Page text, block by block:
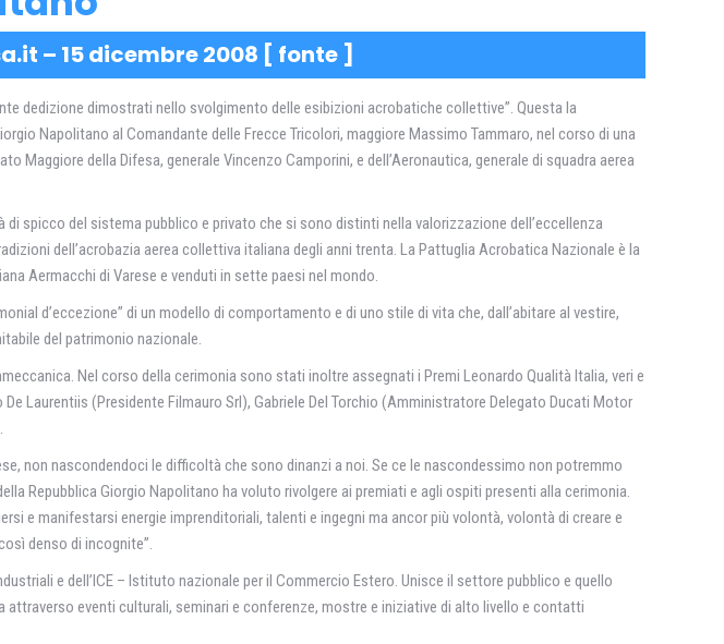
– 15 dicembre 2008 [ fonte ]
dedizione dimostrati nello svolgimento delle esibizioni acrobatiche collettive”. Questa la
Napolitano al Comandante delle Frecce Tricolori, maggiore Massimo Tammaro, nel corso di una
Maggiore della Difesa, generale Vincenzo Camporini, e dell’Aeronautica, generale di squadra aerea
spicco del sistema pubblico e privato che si sono distinti nella valorizzazione dell’eccellenza
dell’acrobazia aerea collettiva italiana degli anni trenta. La Pattuglia Acrobatica Nazionale è la
Aermacchi di Varese e venduti in sette paesi nel mondo.
d’eccezione” di un modello di comportamento e di uno stile di vita che, dall’abitare al vestire,
del patrimonio nazionale.
Nel corso della cerimonia sono stati inoltre assegnati i Premi Leonardo Qualità Italia, veri e
Laurentiis (Presidente Filmauro Srl), Gabriele Del Torchio (Amministratore Delegato Ducati Motor
non nascondendoci le difficoltà che sono dinanzi a noi. Se ce le nascondessimo non potremmo
Repubblica Giorgio Napolitano ha voluto rivolgere ai premiati e agli ospiti presenti alla cerimonia.
e manifestarsi energie imprenditoriali, talenti e ingegni ma ancor più volontà, volontà di creare e
denso di incognite”.
e dell’ICE – Istituto nazionale per il Commercio Estero. Unisce il settore pubblico e quello
attraverso eventi culturali, seminari e conferenze, mostre e iniziative di alto livello e contatti